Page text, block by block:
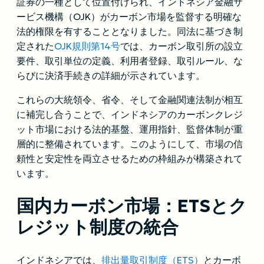
ービス機構（OJK）がカーボン市場を監督する明確な
法的権限を有することとなりました。同法に基づき制
定されたOJK規則第14号では、カーボン取引所の設立
要件、取引単位の定義、利用者登録、取引ルール、な
らびに決済手続きの詳細が示されています。
これらの大統領令、省令、そして金融関連法制が相互
に補完し合うことで、インドネシアのカーボンクレジ
ット市場における法的基盤、運用指針、監督体制が重
層的に整備されています。このようにして、市場の信
頼性と安定性を両立させるための枠組みが構築されて
います。
国内カーボン市場：ETSとク
レジット制度の統合
インドネシアでは、 排出量取引制度（ETS） とカーボ